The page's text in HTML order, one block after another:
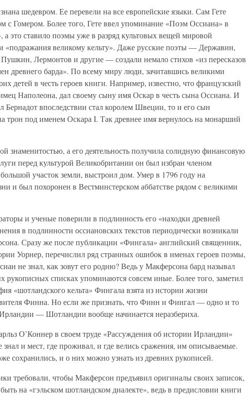
шедевром. Ее перевели на все европейские языки. Сам Гете
с Гомером. Более того, Гете ввел упоминание «Поэм Оссиана» в
а это ставило поэмы уже в разряд культовых вещей мировой
«подражания великому кельту». Даже русские поэты — Державин,
Лермонтов и другие — создали немало стихов «из пересказов
древнего барда». По всему миру люди, зачитавшись великими
детей в честь героев книги. Например, известно, что французский
Наполеона, дал своему сыну имя Оскар в честь сына Оссиана. И
Бернадот впоследствии стал королем Швеции, то и его сын
трон под именем Оскара I. Так древнее имя вернулось на монарший
знаменитостью, а его деятельность получила солидную финансовую
перед культурой Великобритании он был избран членом
участок земли, выстроил дом. Умер в 1796 году на
и был похоронен в Вестминстерском аббатстве рядом с великими
и ученые поверили в подлинность его «находки древней
в подлинности оссиановских текстов периодически возникали
Сразу же после публикации «Фингала» английский священник,
Уорнер, перечислил ряд странных ошибок в именах героев поэмы,
не знал, как зовут его родню? Ведь у Макферсона бард называл
рукописных списках упоминаются совсем иные. Более того, заметил
«шотландского кельта» Фингала взята из истории жизни
Финна. Но если же признать, что Финн и Фингал — одно и то
— Шотландии вообще начинается неразбериха.
О’Коннер в своем труде «Рассуждения об истории Ирландии»
знал и мест, где проживал, и где велись сражения, им описываемые.
сохранились, и о них можно узнать из древних рукописей.
требовали, чтобы Макферсон предъявил оригиналы своих записок,
на «гэльском шотландском диалекте», ведь в предисловии книги